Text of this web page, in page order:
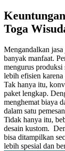
Toga
Mengandalkan
banyak manfaat.
mengurus produksi
lebih efisien
Tak hanya itu,
paket lengkap.
menghemat biaya
dalam satu
Tidak hanya itu,
desain kustom.
bisa ditampilkan
lebih spesial dan